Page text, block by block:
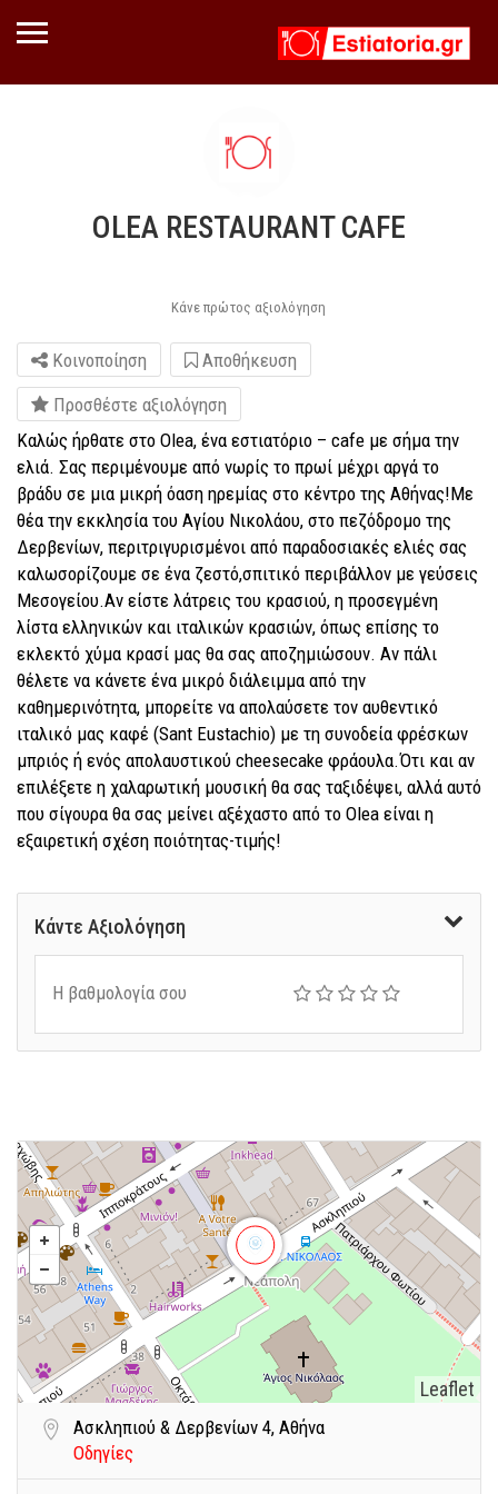
OLEA RESTAURANT CAFE
Κάνε πρώτος αξιολόγηση
Κοινοποίηση
Αποθήκευση
Προσθέστε αξιολόγηση
Καλώς ήρθατε στο Olea, ένα εστιατόριο – cafe με σήμα την
ελιά. Σας περιμένουμε από νωρίς το πρωί μέχρι αργά το
βράδυ σε μια μικρή όαση ηρεμίας στο κέντρο της Αθήνας!Με
θέα την εκκλησία του Αγίου Νικολάου, στο πεζόδρομο της
Δερβενίων, περιτριγυρισμένοι από παραδοσιακές ελιές σας
καλωσορίζουμε σε ένα ζεστό,σπιτικό περιβάλλον με γεύσεις
Μεσογείου.Αν είστε λάτρεις του κρασιού, η προσεγμένη
λίστα ελληνικών και ιταλικών κρασιών, όπως επίσης το
εκλεκτό χύμα κρασί μας θα σας αποζημιώσουν. Αν πάλι
θέλετε να κάνετε ένα μικρό διάλειμμα από την
καθημερινότητα, μπορείτε να απολαύσετε τον αυθεντικό
ιταλικό μας καφέ (Sant Eustachio) με τη συνοδεία φρέσκων
μπριός ή ενός απολαυστικού cheesecake φράουλα.Ότι και αν
επιλέξετε η χαλαρωτική μουσική θα σας ταξιδέψει, αλλά αυτό
που σίγουρα θα σας μείνει αξέχαστο από το Olea είναι η
εξαιρετική σχέση ποιότητας-τιμής!
Κάντε Αξιολόγηση
Η βαθμολογία σου
Leaflet
Ασκληπιού & Δερβενίων 4, Αθήνα
Οδηγίες